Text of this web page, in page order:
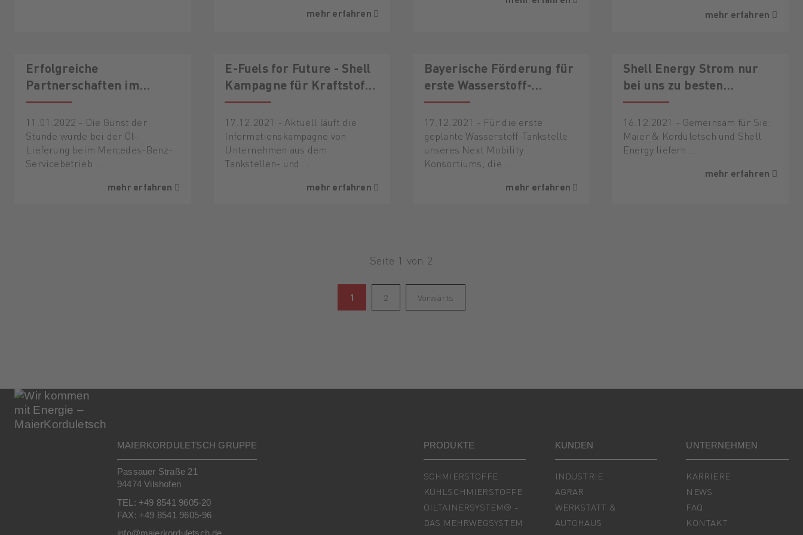
mehr erfahren mehr erfahren
Erfolgreiche
Partnerschaften im
Schmierstoffgeschäft
überschreiten
Ländergrenzen
11.01.2022 - Die Gunst der
Stunde wurde bei der Öl-
Lieferung beim Mercedes-Benz-
Servicebetrieb …
mehr erfahren
E-Fuels for Future - Shell
Kampagne für Kraftstoffe
der Zukunft
17.12.2021 - Aktuell läuft die
Informationskampagne von
Unternehmen aus dem
Tankstellen- und …
mehr erfahren
Bayerische Förderung für
erste Wasserstoff-
Tankstelle in Passau
Sperrwies gesichert
17.12.2021 - Für die erste
geplante Wasserstoff-Tankstelle
unseres Next Mobility
Konsortiums, die …
mehr erfahren
AKTION
Shell Energy Strom nur
bei uns zu besten
Konditionen!
16.12.2021 - Gemeinsam für Sie:
Maier & Korduletsch und Shell
Energy liefern …
mehr erfahren
Seite 1 von 2
1 2 Vorwärts
MAIERKORDULETSCH GRUPPE
Passauer Straße 21
94474 Vilshofen
TEL: +49 8541 9605-20
FAX: +49 8541 9605-96
info@maierkorduletsch.de
PRODUKTE
SCHMIERSTOFFE
KÜHLSCHMIERSTOFFE
OILTAINERSYSTEM® -
DAS MEHRWEGSYSTEM
KUNDEN
INDUSTRIE
AGRAR
WERKSTATT &
AUTOHAUS
UNTERNEHMEN
KARRIERE
NEWS
FAQ
KONTAKT